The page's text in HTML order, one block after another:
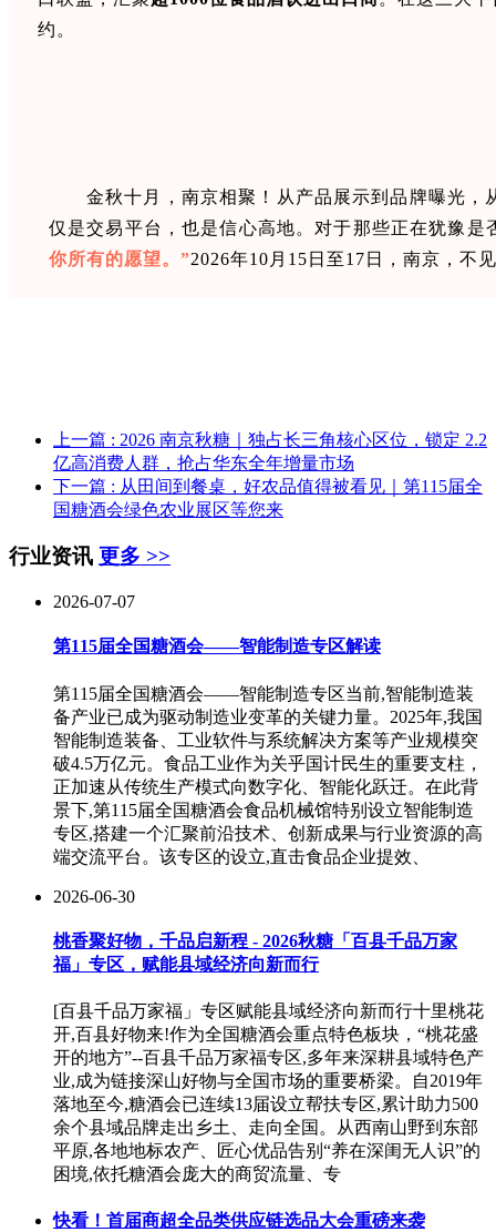
约。
金秋十月，南京相聚！从产品展示到品牌曝光
仅是交易平台，也是信心高地。对于那些正在犹豫
你所有的愿望。”2026年10月15日至17日，南京，不
上一篇 : 2026 南京秋糖｜独占长三角核心区位，锁定 2.2
亿高消费人群，抢占华东全年增量市场
下一篇 : 从田间到餐桌，好农品值得被看见｜第115届全
国糖酒会绿色农业展区等您来
行业资讯 更多 >>
2026-07-07
第115届全国糖酒会——智能制造专区解读
第115届全国糖酒会——智能制造专区当前,智能制造装
备产业已成为驱动制造业变革的关键力量。2025年,我国
智能制造装备、工业软件与系统解决方案等产业规模突
破4.5万亿元。食品工业作为关乎国计民生的重要支柱，
正加速从传统生产模式向数字化、智能化跃迁。在此背
景下,第115届全国糖酒会食品机械馆特别设立智能制造
专区,搭建一个汇聚前沿技术、创新成果与行业资源的高
端交流平台。该专区的设立,直击食品企业提效、
2026-06-30
桃香聚好物，千品启新程 - 2026秋糖「百县千品万家
福」专区，赋能县域经济向新而行
[百县千品万家福」专区赋能县域经济向新而行十里桃花
开,百县好物来!作为全国糖酒会重点特色板块，“桃花盛
开的地方”--百县千品万家福专区,多年来深耕县域特色产
业,成为链接深山好物与全国市场的重要桥梁。自2019年
落地至今,糖酒会已连续13届设立帮扶专区,累计助力500
余个县域品牌走出乡土、走向全国。从西南山野到东部
平原,各地地标农产、匠心优品告别“养在深闺无人识”的
困境,依托糖酒会庞大的商贸流量、专
快看！首届商超全品类供应链选品大会重磅来袭